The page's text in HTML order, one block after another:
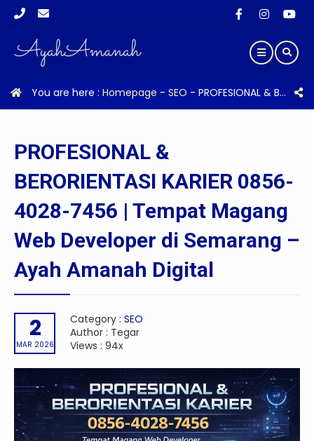
You are here : Homepage - SEO - PROFESIONAL & BERORIENTASI KARIER 0856-4028-7456 | Tempat Magang Web Developer di Semarang – Ayah Amanah Digital
PROFESIONAL &
BERORIENTASI KARIER 0856-
4028-7456 | Tempat Magang
Web Developer di Semarang –
Ayah Amanah Digital
2
MAR 2026
Category : SEO
Author : Tegar
Views : 94x